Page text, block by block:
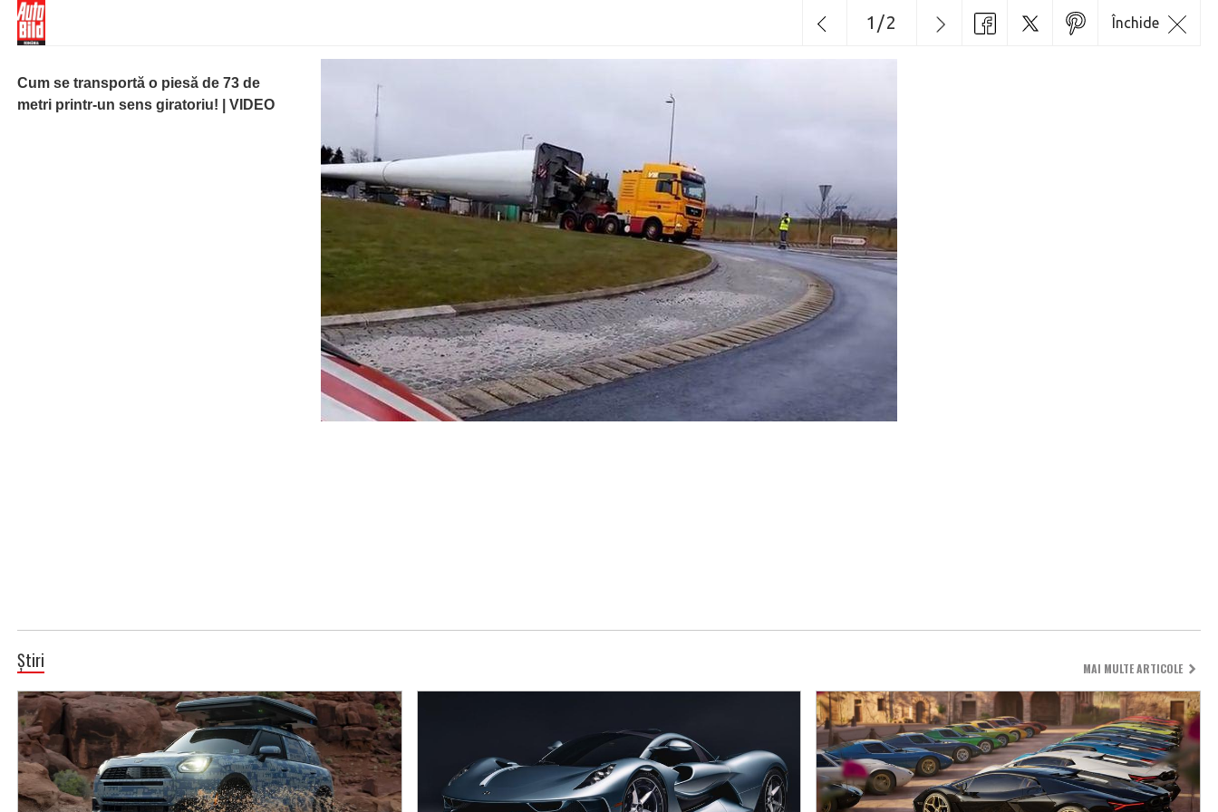
Cum se transportă o piesă de 73 de
metri printr-un sens giratoriu! | VIDEO
Închide
1 /2
Știri MAI MULTE ARTICOLE